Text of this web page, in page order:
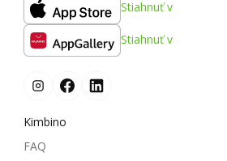
Stiahnuť v
Stiahnuť v
Kimbino
FAQ